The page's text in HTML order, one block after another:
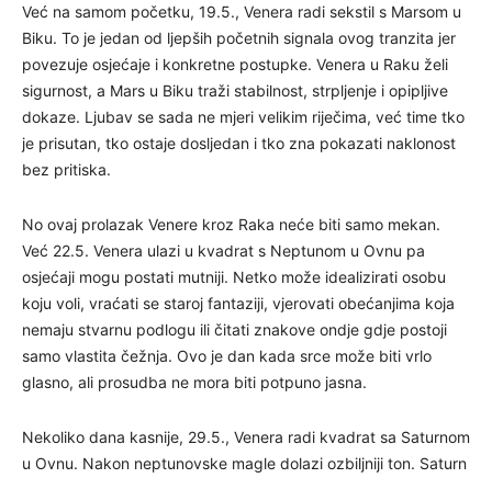
Već na samom početku, 19.5., Venera radi sekstil s Marsom u
Biku. To je jedan od ljepših početnih signala ovog tranzita jer
povezuje osjećaje i konkretne postupke. Venera u Raku želi
sigurnost, a Mars u Biku traži stabilnost, strpljenje i opipljive
dokaze. Ljubav se sada ne mjeri velikim riječima, već time tko
je prisutan, tko ostaje dosljedan i tko zna pokazati naklonost
bez pritiska.
No ovaj prolazak Venere kroz Raka neće biti samo mekan.
Već 22.5. Venera ulazi u kvadrat s Neptunom u Ovnu pa
osjećaji mogu postati mutniji. Netko može idealizirati osobu
koju voli, vraćati se staroj fantaziji, vjerovati obećanjima koja
nemaju stvarnu podlogu ili čitati znakove ondje gdje postoji
samo vlastita čežnja. Ovo je dan kada srce može biti vrlo
glasno, ali prosudba ne mora biti potpuno jasna.
Nekoliko dana kasnije, 29.5., Venera radi kvadrat sa Saturnom
u Ovnu. Nakon neptunovske magle dolazi ozbiljniji ton. Saturn